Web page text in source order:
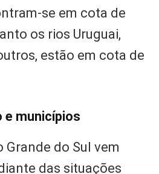
se em cota de
os rios Uruguai,
estão em cota de
e municípios
Grande do Sul vem
das situações